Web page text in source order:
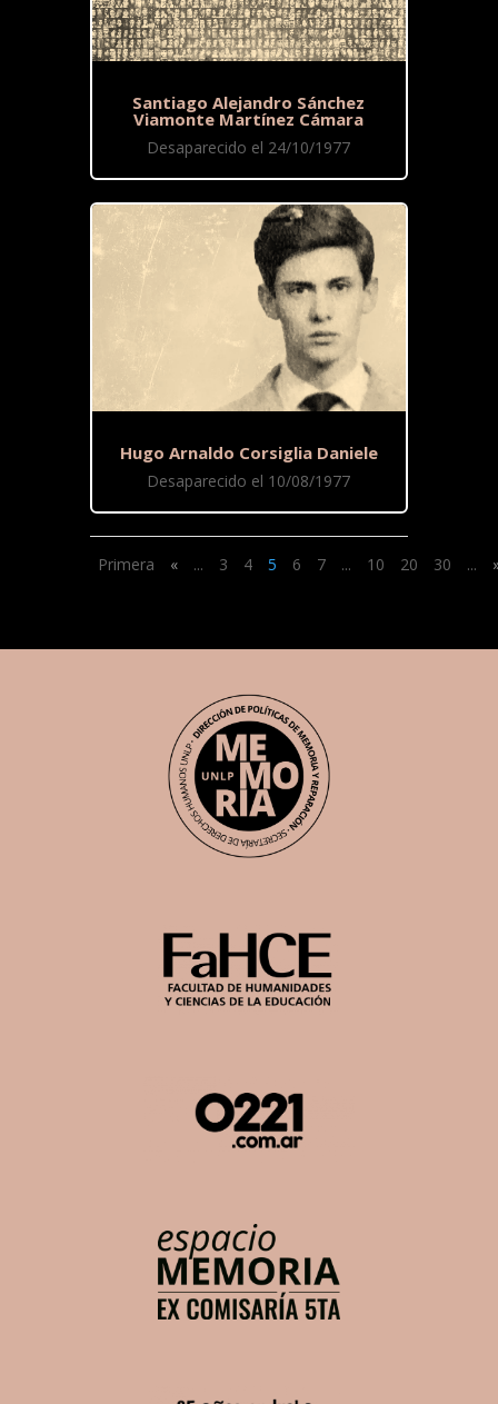
Santiago Alejandro Sánchez
Viamonte Martínez Cámara
Desaparecido el 24/10/1977
Hugo Arnaldo Corsiglia Daniele
Desaparecido el 10/08/1977
Primera « ... 3 4 5 6 7 ... 10 20 30 ...